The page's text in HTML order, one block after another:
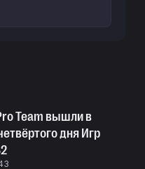
Team вышли в
дня Игр